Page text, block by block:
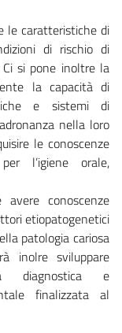
le caratteristiche di
di rischio di
si pone inoltre la
la capacità di
e sistemi di
nella loro
le conoscenze
l’igiene orale,
conoscenze
etiopatogenetici
patologia cariosa
inolre sviluppare
diagnostica e
finalizzata al